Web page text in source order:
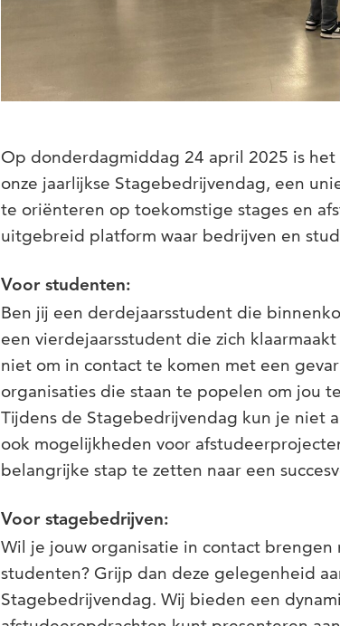
Op donderdagmiddag 24 april 2025 is
onze jaarlijkse Stagebedrijvendag, een
te oriënteren op toekomstige stages en
uitgebreid platform waar bedrijven en
Voor studenten:
Ben jij een derdejaarsstudent die
een vierdejaarsstudent die zich
niet om in contact te komen met een
organisaties die staan te popelen om jou
Tijdens de Stagebedrijvendag kun je niet
ook mogelijkheden voor
belangrijke stap te zetten naar een
Voor stagebedrijven:
Wil je jouw organisatie in contact
studenten? Grijp dan deze gelegenheid
Stagebedrijvendag. Wij bieden een